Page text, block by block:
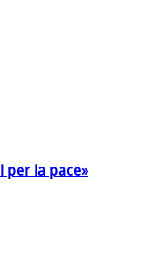
per la pace»